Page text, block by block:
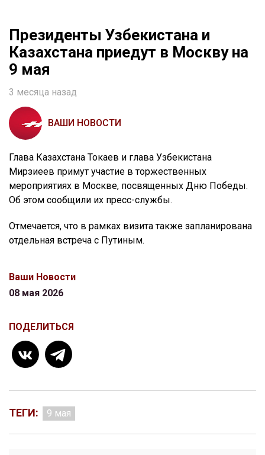
Президенты Узбекистана и
Казахстана приедут в Москву на
9 мая
3 месяца назад
ВАШИ НОВОСТИ
Глава Казахстана Токаев и глава Узбекистана
Мирзиеев примут участие в торжественных
мероприятиях в Москве, посвященных Дню Победы.
Об этом сообщили их пресс-службы.
Отмечается, что в рамках визита также запланирована
отдельная встреча с Путиным.
Ваши Новости
08 мая 2026
ПОДЕЛИТЬСЯ
ТЕГИ: 9 мая